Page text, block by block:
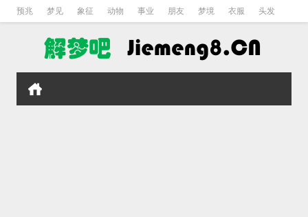
预兆 梦见 象征 动物 事业 朋友 梦境 衣服 头发